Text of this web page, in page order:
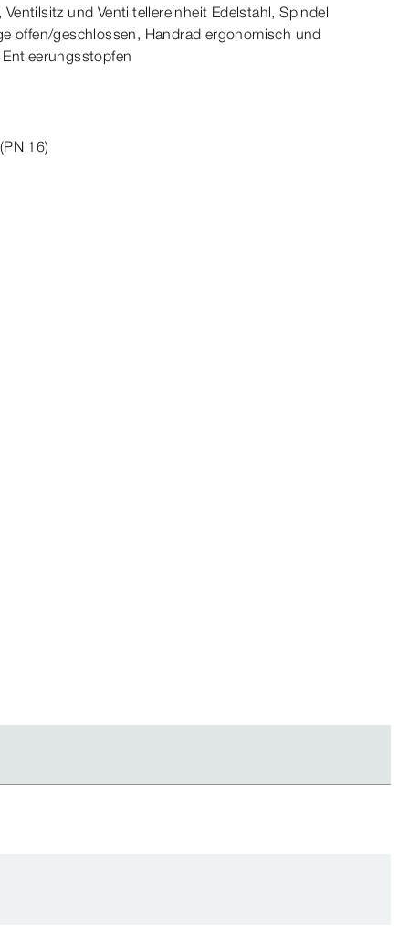
und Ventiltellereinheit Edelstahl, Spindel­
offen/geschlossen, Handrad ergonomisch und
leerungsstopfen
16)